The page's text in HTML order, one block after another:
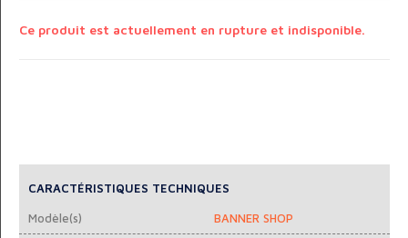
Ce produit est actuellement en rupture et indisponible.
CARACTÉRISTIQUES TECHNIQUES
Modèle(s) BANNER SHOP